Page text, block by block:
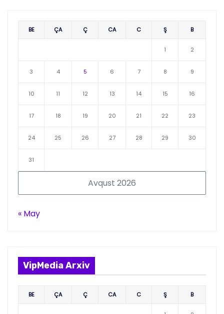
Avqust 2026
BE ÇA Ç CA C Ş B
1 2
3 4 5 6 7 8 9
10 11 12 13 14 15 16
17 18 19 20 21 22 23
24 25 26 27 28 29 30
31
« May
VipMedia Arxiv
BE ÇA Ç CA C Ş B